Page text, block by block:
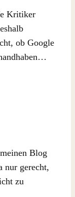
Kritiker
ob Google
Blog
nur gerecht,
zu